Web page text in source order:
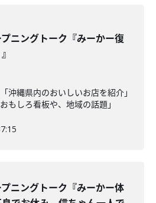
ニングトーク『みーかー復
沖縄県内のおいしいお店を紹介」
もしろ看板や、地域の話題」
ニングトーク『みーかー体